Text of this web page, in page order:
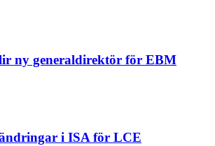
ny generaldirektör för EBM
i ISA för LCE